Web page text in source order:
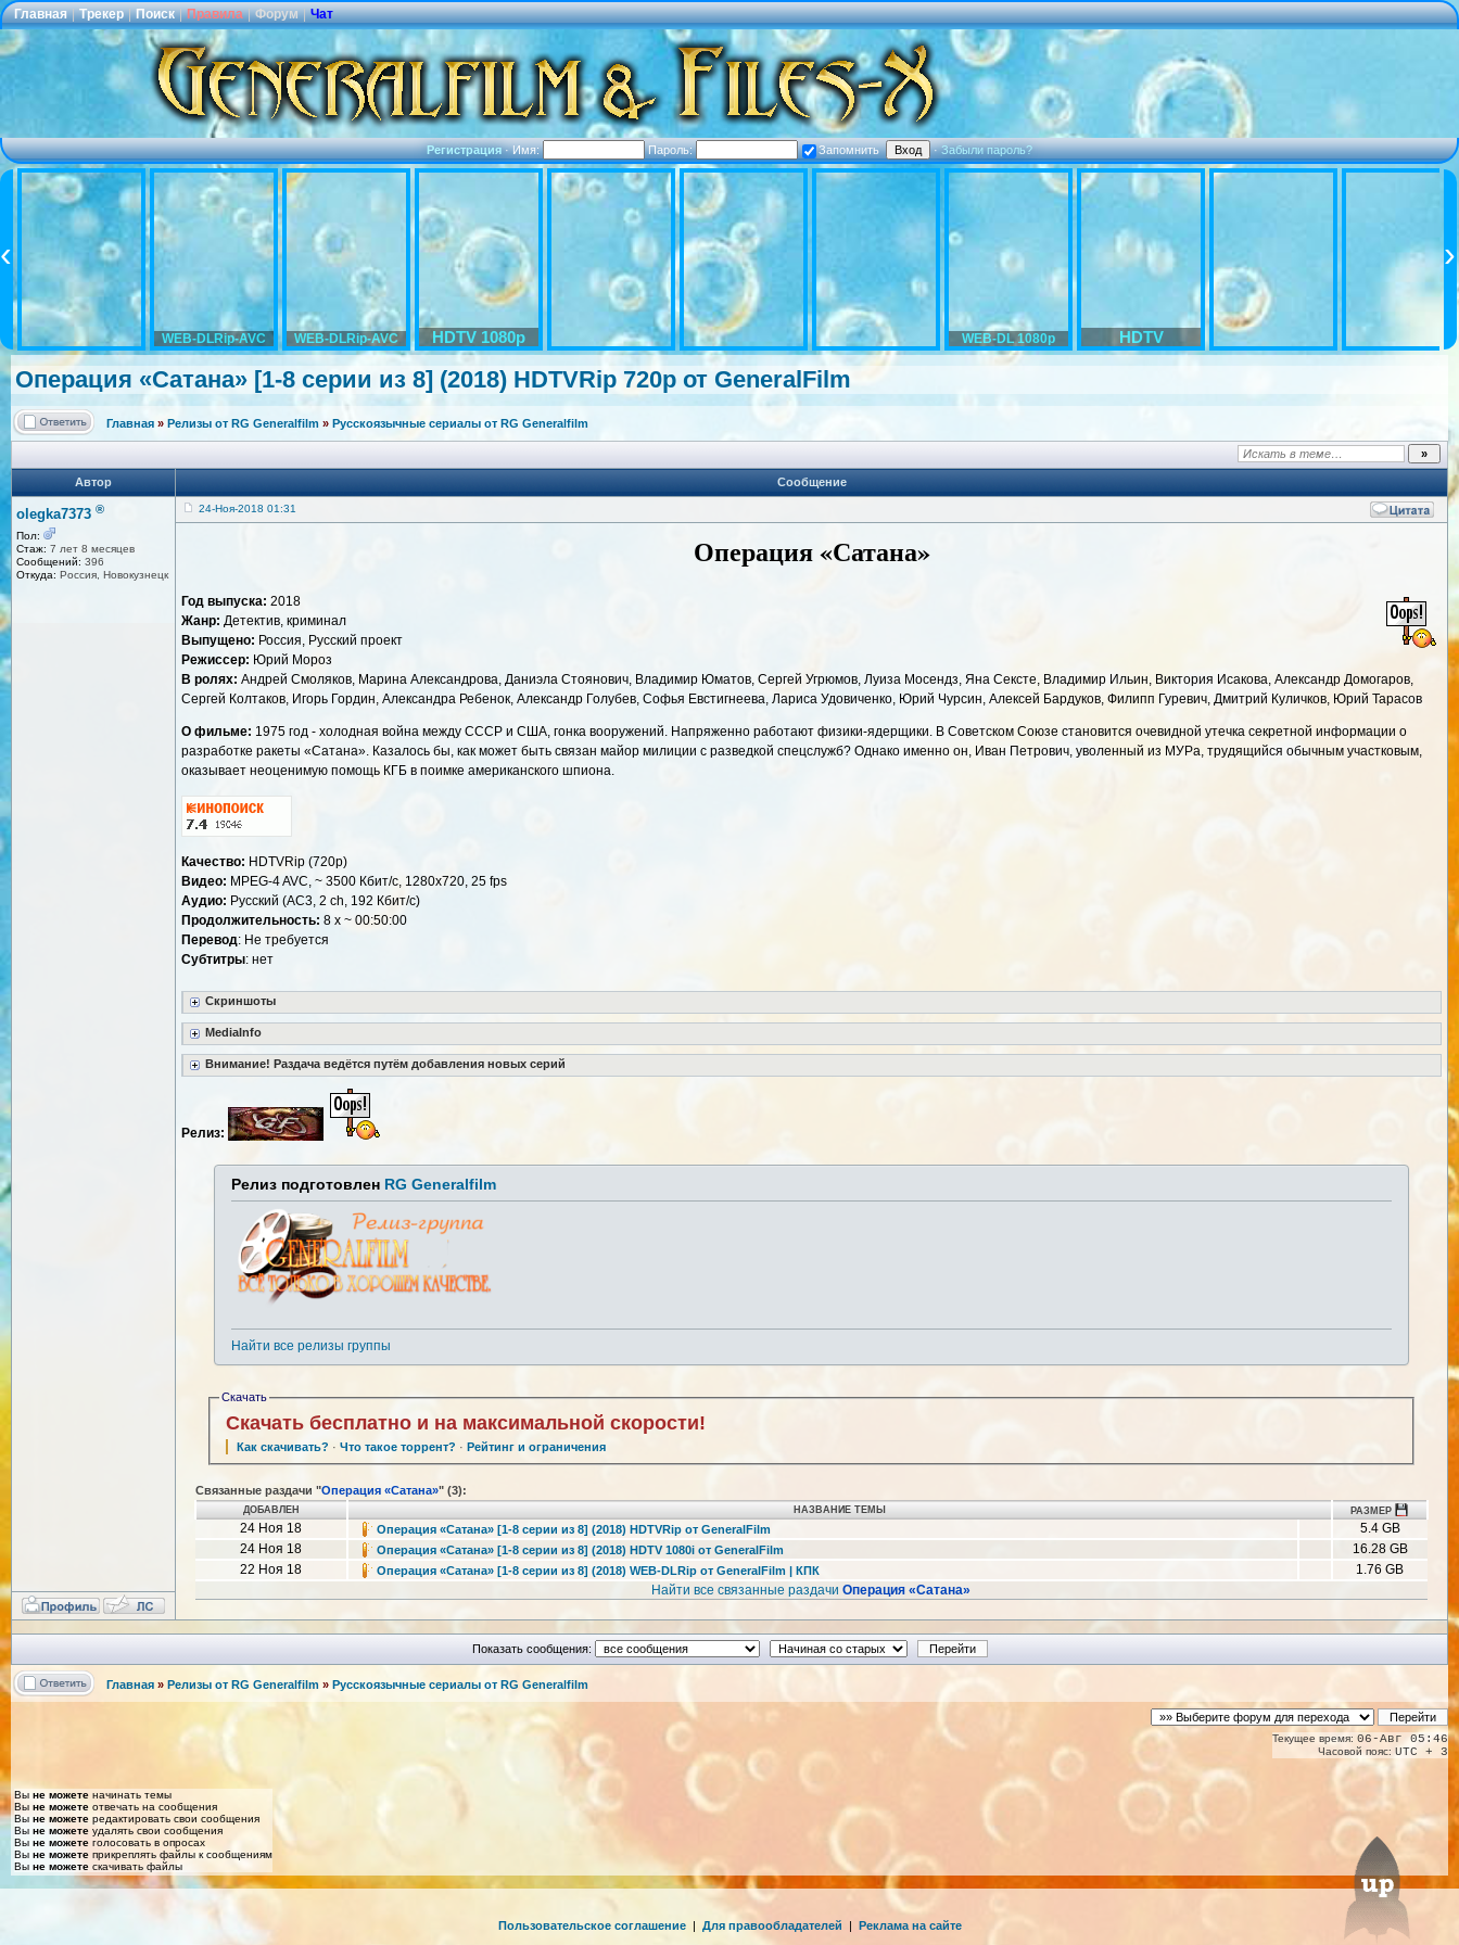
Главная | Трекер | Поиск | Правила | Форум | Чат
Регистрация·Имя: Пароль: Запомнить ·Забыли пароль?
WEB-DLRip-AVC WEB-DLRip-AVC HDTV 1080p WEB-DL 1080p HDTV
Операция «Сатана» [1-8 серии из 8] (2018) HDTVRip 720p от GeneralFilm
Главная » Релизы от RG Generalfilm » Русскоязычные сериалы от RG Generalfilm
Автор Сообщение
olegka7373 ®
Пол:
Стаж: 7 лет 8 месяцев
Сообщений: 396
Откуда: Россия, Новокузнецк
24-Ноя-2018 01:31
Операция «Сатана»
Год выпуска: 2018
Жанр: Детектив, криминал
Выпущено: Россия, Русский проект
Режиссер: Юрий Мороз
В ролях: Андрей Смоляков, Марина Александрова, Даниэла Стоянович, Владимир Юматов, Сергей Угрюмов, Луиза Мосендз, Яна Сексте, Владимир Ильин, Виктория Исакова, Александр Домогаров,
Сергей Колтаков, Игорь Гордин, Александра Ребенок, Александр Голубев, Софья Евстигнеева, Лариса Удовиченко, Юрий Чурсин, Алексей Бардуков, Филипп Гуревич, Дмитрий Куличков, Юрий Тарасов
О фильме: 1975 год - холодная война между СССР и США, гонка вооружений. Напряженно работают физики-ядерщики. В Советском Союзе становится очевидной утечка секретной информации о
разработке ракеты «Сатана». Казалось бы, как может быть связан майор милиции с разведкой спецслужб? Однако именно он, Иван Петрович, уволенный из МУРа, трудящийся обычным участковым,
оказывает неоценимую помощь КГБ в поимке американского шпиона.
Качество: HDTVRip (720p)
Видео: MPEG-4 AVC, ~ 3500 Кбит/с, 1280x720, 25 fps
Аудио: Русский (AC3, 2 ch, 192 Кбит/с)
Продолжительность: 8 х ~ 00:50:00
Перевод: Не требуется
Субтитры: нет
Скриншоты
MediaInfo
Внимание! Раздача ведётся путём добавления новых серий
Релиз:
Релиз подготовлен RG Generalfilm
Найти все релизы группы
Скачать
Скачать бесплатно и на максимальной скорости!
Как скачивать? ·Что такое торрент? · Рейтинг и ограничения
Связанные раздачи "Операция «Сатана»" (3):
ДОБАВЛЕН НАЗВАНИЕ ТЕМЫ РАЗМЕР
24 Ноя 18 Операция «Сатана» [1-8 серии из 8] (2018) HDTVRip от GeneralFilm
5.4 GB
24 Ноя 18
Операция «Сатана» [1-8 серии из 8] (2018) HDTV 1080i от GeneralFilm
16.28 GB
22 Ноя 18
Операция «Сатана» [1-8 серии из 8] (2018) WEB-DLRip от GeneralFilm | КПК
1.76 GB
Найти все связанные раздачиОперация «Сатана»
Показать сообщения:
Главная » Релизы от RG Generalfilm » Русскоязычные сериалы от RG Generalfilm
Текущее время: 06-Авг 05:46
Часовой пояс: UTC + 3
Вы не можете начинать темы
Вы не можете отвечать на сообщения
Вы не можете редактировать свои сообщения
Вы не можете удалять свои сообщения
Вы не можете голосовать в опросах
Вы не можете прикреплять файлы к сообщениям
Вы не можете скачивать файлы
Пользовательское соглашение | Для правообладателей | Реклама на сайте